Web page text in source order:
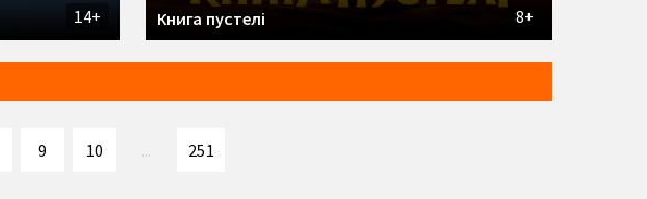
14+ 8+
Книга пустелі
9 10 ... 251